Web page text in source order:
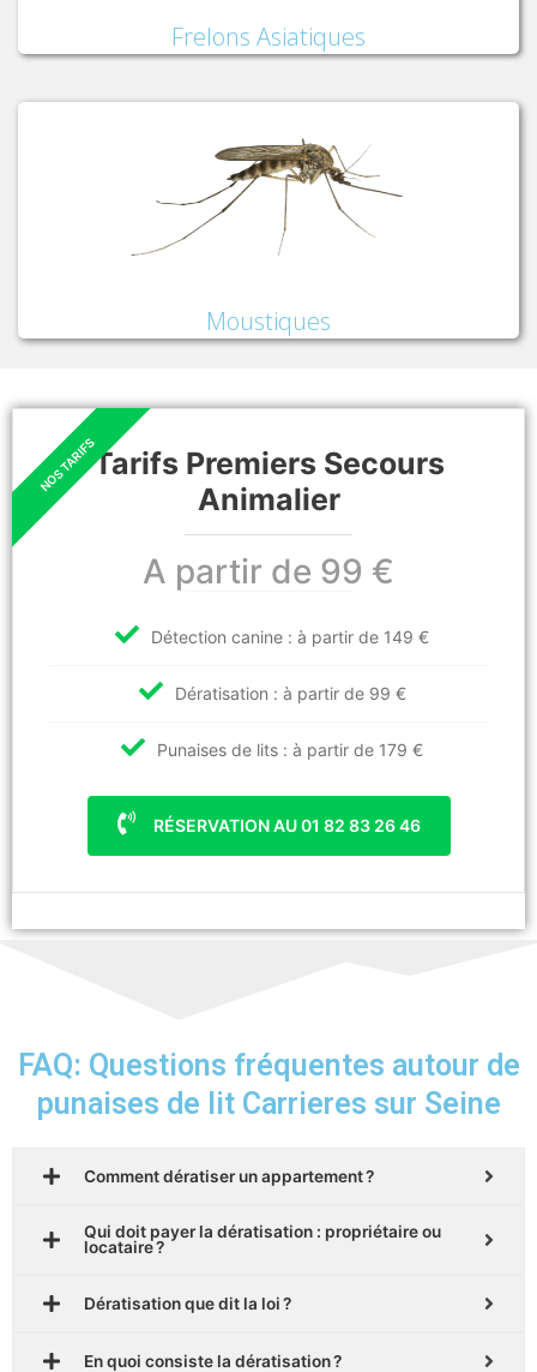
Frelons Asiatiques
Moustiques
Tarifs Premiers Secours
Animalier
A partir de 99 €
Détection canine : à partir de 149 €
Dératisation : à partir de 99 €
Punaises de lits : à partir de 179 €
RÉSERVATION AU 01 82 83 26 46
FAQ: Questions fréquentes autour de
punaises de lit Carrieres sur Seine
Comment dératiser un appartement ?
Qui doit payer la dératisation : propriétaire ou
locataire ?
Dératisation que dit la loi ?
En quoi consiste la dératisation ?